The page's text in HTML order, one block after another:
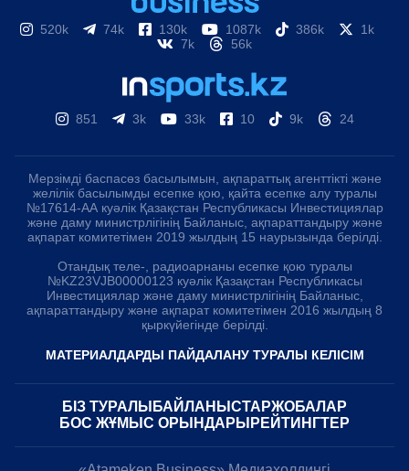
520k 74k 130k 1087k 386k
1k
7k
56k
851 3k 33k 10 9k 24
Мерзімді баспасөз басылымын, ақпараттық агенттікті және
желілік басылымды есепке қою, қайта есепке алу туралы
№17614-АА куәлік Қазақстан Республикасы Инвестициялар
және даму министрлігінің Байланыс, ақпараттандыру және
ақпарат комитетімен 2019 жылдың 15 наурызында берілді.
Отандық теле-, радиоарнаны есепке қою туралы
№KZ23VJB00000123 куәлік Қазақстан Республикасы
Инвестициялар және даму министрлігінің Байланыс,
ақпараттандыру және ақпарат комитетімен 2016 жылдың 8
қыркүйегінде берілді.
МАТЕРИАЛДАРДЫ ПАЙДАЛАНУ ТУРАЛЫ КЕЛІСІМ
БІЗ ТУРАЛЫ БАЙЛАНЫСТАРЖОБАЛАР
БОС ЖҰМЫС ОРЫНДАРЫ РЕЙТИНГТЕР